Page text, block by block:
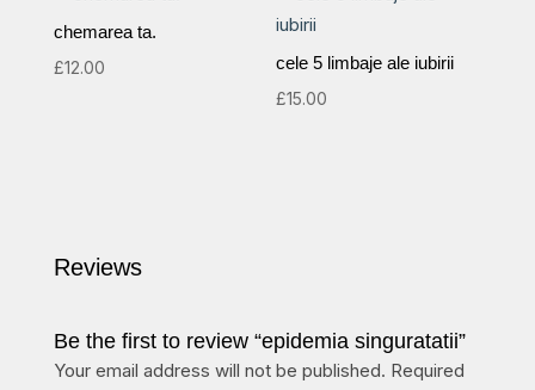
chemarea ta.
£12.00
cele 5 limbaje ale iubirii
£15.00
Reviews
Be the first to review “epidemia singuratatii”
Your email address will not be published. Required